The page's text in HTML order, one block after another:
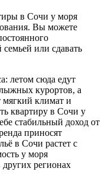
в Сочи у моря
Вы можете
или сдавать
летом сюда едут
курортов, а
мягкий климат и
квартиру в Сочи у
стабильный доход от
приносят
в Сочи растет с
у моря
регионах